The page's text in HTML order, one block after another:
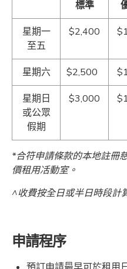
標準
星期一
至五
$2,400
星期六 $2,500
星期日
或公眾
假期
$3,000
*合符申請條款的本地註冊
價租用㓉動室。
^收費按全日或半日時段計
申請程序